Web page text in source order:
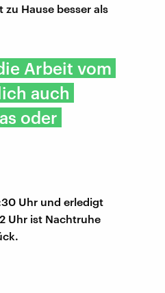
Hause besser als
Arbeit vom
auch
oder
Uhr und erledigt
Uhr ist Nachtruhe